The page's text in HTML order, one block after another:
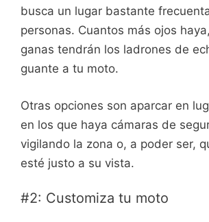
busca un lugar bastante
personas. Cuantos más ojos
ganas tendrán los ladrones de
guante a tu moto.
Otras opciones son aparcar en
en los que haya cámaras de
vigilando la zona o, a poder ser,
esté justo a su vista.
#2: Customiza tu moto